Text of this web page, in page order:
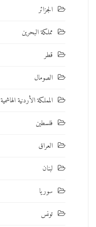
الجزائر
مملكة البحرين
قطر
الصومال
المملكة الأردنية الهاشمية
فلسطين
العراق
لبنان
سوريا
تونس